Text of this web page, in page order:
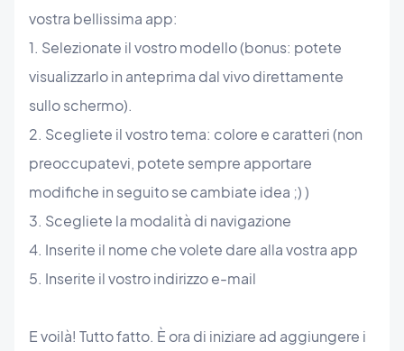
vostra bellissima app:
1. Selezionate il vostro modello (bonus: potete
visualizzarlo in anteprima dal vivo direttamente
sullo schermo).
2. Scegliete il vostro tema: colore e caratteri (non
preoccupatevi, potete sempre apportare
modifiche in seguito se cambiate idea ;) )
3. Scegliete la modalità di navigazione
4. Inserite il nome che volete dare alla vostra app
5. Inserite il vostro indirizzo e-mail
E voilà! Tutto fatto. È ora di iniziare ad aggiungere i